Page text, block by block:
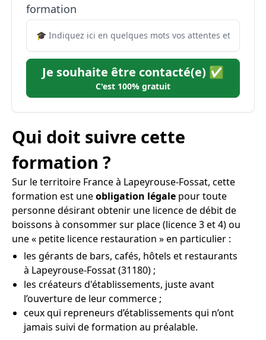
formation
Je souhaite être contacté(e) ✅
C'est 100% gratuit
Qui doit suivre cette
formation ?
Sur le territoire France à Lapeyrouse-Fossat, cette
formation est uneobligation légale pour toute
personne désirant obtenir une licence de débit de
boissons à consommer sur place (licence 3 et 4) ou
une « petite licence restauration » en particulier :
les gérants de bars, cafés, hôtels et restaurants
à Lapeyrouse-Fossat (31180) ;
les créateurs d'établissements, juste avant
l’ouverture de leur commerce ;
ceux qui repreneurs d’établissements qui n’ont
jamais suivi de formation au préalable.